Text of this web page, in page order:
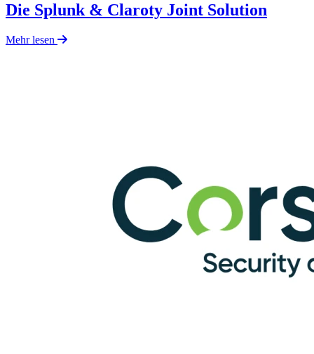
Die Splunk & Claroty Joint Solution
Mehr lesen